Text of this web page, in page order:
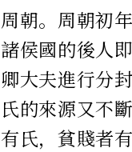
周朝。周朝初
諸侯國的後人
卿大夫進行分
氏的來源又不
有氏，貧賤者